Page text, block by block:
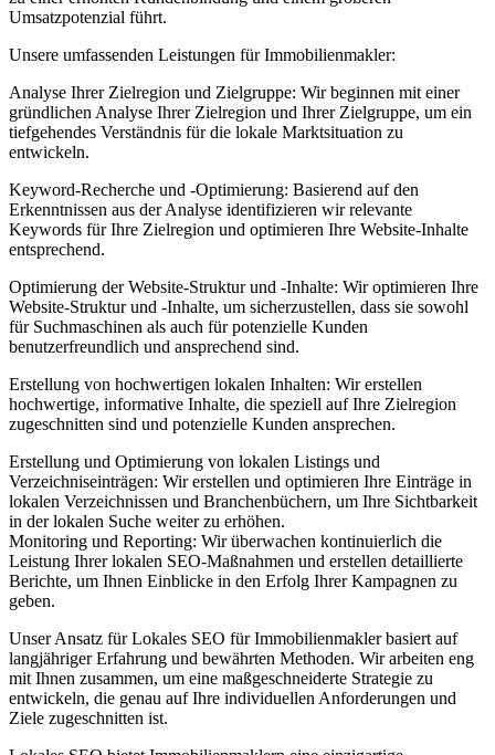
Umsatzpotenzial führt.
Unsere umfassenden Leistungen für Immobilienmakler:
Analyse Ihrer Zielregion und Zielgruppe: Wir beginnen mit einer
gründlichen Analyse Ihrer Zielregion und Ihrer Zielgruppe, um ein
tiefgehendes Verständnis für die lokale Marktsituation zu
entwickeln.
Keyword-Recherche und -Optimierung: Basierend auf den
Erkenntnissen aus der Analyse identifizieren wir relevante
Keywords für Ihre Zielregion und optimieren Ihre Website-Inhalte
entsprechend.
Optimierung der Website-Struktur und -Inhalte: Wir optimieren Ihre
Website-Struktur und -Inhalte, um sicherzustellen, dass sie sowohl
für Suchmaschinen als auch für potenzielle Kunden
benutzerfreundlich und ansprechend sind.
Erstellung von hochwertigen lokalen Inhalten: Wir erstellen
hochwertige, informative Inhalte, die speziell auf Ihre Zielregion
zugeschnitten sind und potenzielle Kunden ansprechen.
Erstellung und Optimierung von lokalen Listings und
Verzeichniseinträgen: Wir erstellen und optimieren Ihre Einträge in
lokalen Verzeichnissen und Branchenbüchern, um Ihre Sichtbarkeit
in der lokalen Suche weiter zu erhöhen.
Monitoring und Reporting: Wir überwachen kontinuierlich die
Leistung Ihrer lokalen SEO-Maßnahmen und erstellen detaillierte
Berichte, um Ihnen Einblicke in den Erfolg Ihrer Kampagnen zu
geben.
Unser Ansatz für Lokales SEO für Immobilienmakler basiert auf
langjähriger Erfahrung und bewährten Methoden. Wir arbeiten eng
mit Ihnen zusammen, um eine maßgeschneiderte Strategie zu
entwickeln, die genau auf Ihre individuellen Anforderungen und
Ziele zugeschnitten ist.